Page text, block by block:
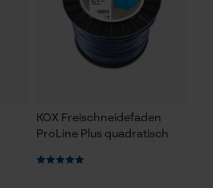
KOX Freischneidefaden
ProLine Plus quadratisch